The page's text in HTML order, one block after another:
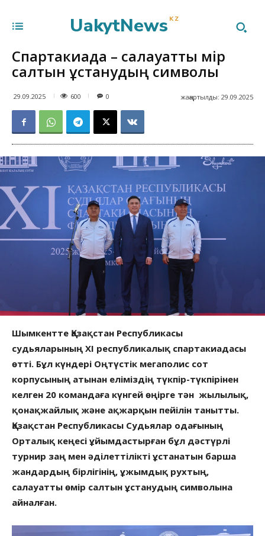
UakytNews KZ
Спартакиада – салауатты өмір
салтын ұстанудың символы
29.09.2025 600 жаңартылды: 29.09.2025
0
Шымкентте Қазақстан Республикасы
судьяларының ХІ республикалық спартакиадасы
өтті. Бұл күндері Оңтүстік мегаполис сот
корпусының атынан еліміздің түкпір-түкпірінен
келген 20 командаға күнгей өңірге тән жылылық,
қонақжайлық және ақжарқын пейілін танытты.
Қазақстан Республикасы Судьялар одағының
Орталық кеңесі ұйымдастырған бұл дәстүрлі
турнир заң мен әділеттілікті ұстанатын барша
жандардың бірлігінің, ұжымдық рухтың,
салауатты өмір салтын ұстанудың символына
айналған.